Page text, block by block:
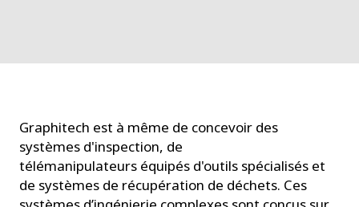
Graphitech est à même de concevoir des
systèmes d'inspection, de
télémanipulateurs équipés d'outils spécialisés et
de systèmes de récupération de déchets. Ces